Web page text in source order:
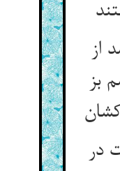
از
بز
در